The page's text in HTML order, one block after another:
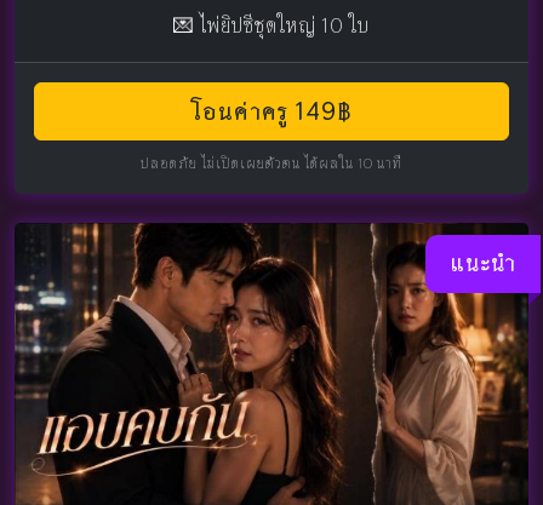
💌 ไพ่ยิปซีชุดใหญ่ 10 ใบ
โอนค่าครู 149฿
ปลอดภัย ไม่เปิดเผยตัวตน ได้ผลใน 10 นาที
แนะนำ